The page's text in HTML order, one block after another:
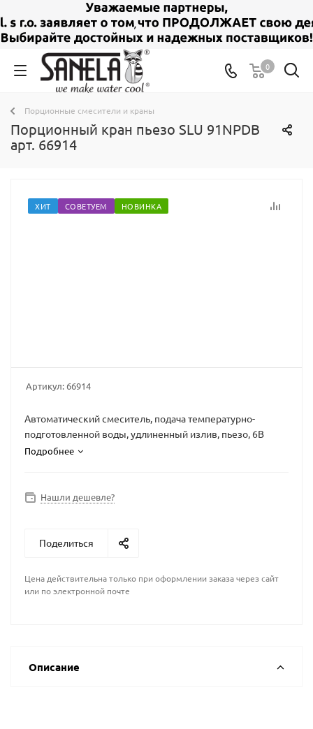
0
Порционные смесители и краны
Порционный кран пьезо SLU 91NPDB
арт. 66914
ХИТ СОВЕТУЕМ НОВИНКА
Артикул:66914
Автоматический смеситель, подача температурно-
подготовленной воды, удлиненный излив, пьезо, 6В
Подробнее
Нашли дешевле?
Поделиться
Цена действительна только при оформлении заказа через сайт
или по электронной почте
Описание